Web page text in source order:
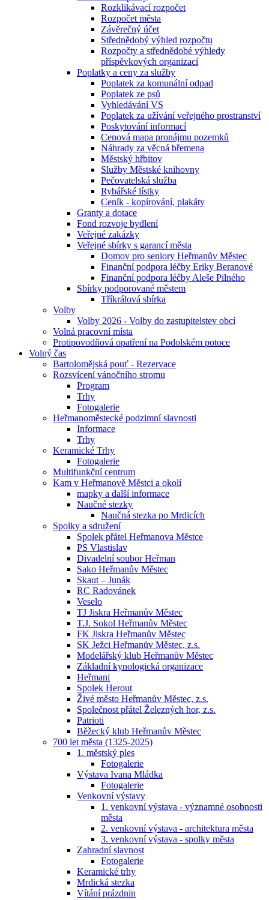
Rozklikávací rozpočet
Rozpočet města
Závěrečný účet
Střednědobý výhled rozpočtu
Rozpočty a střednědobé výhledy
příspěvkových organizací
Poplatky a ceny za služby
Poplatek za komunální odpad
Poplatek ze psů
Vyhledávání VS
Poplatek za užívání veřejného prostranství
Poskytování informací
Cenová mapa pronájmu pozemků
Náhrady za věcná břemena
Městský hřbitov
Služby Městské knihovny
Pečovatelská služba
Rybářské lístky
Ceník - kopírování, plakáty
Granty a dotace
Fond rozvoje bydlení
Veřejné zakázky
Veřejné sbírky s garancí města
Domov pro seniory Heřmanův Městec
Finanční podpora léčby Eriky Beranové
Finanční podpora léčby Aleše Pilného
Sbírky podporované městem
Tříkrálová sbírka
Volby
Volby 2026 - Volby do zastupitelstev obcí
Volná pracovní místa
Protipovodňová opatření na Podolském potoce
Volný čas
Bartolomějská pouť - Rezervace
Rozsvícení vánočního stromu
Program
Trhy
Fotogalerie
Heřmanoměstecké podzimní slavnosti
Informace
Trhy
Keramické Trhy
Fotogalerie
Multifunkční centrum
Kam v Heřmanově Městci a okolí
mapky a další informace
Naučné stezky
Naučná stezka po Mrdicích
Spolky a sdružení
Spolek přátel Heřmanova Městce
PS Vlastislav
Divadelní soubor Heřman
Sako Heřmanův Městec
Skaut – Junák
RC Radovánek
Veselo
TJ Jiskra Heřmanův Městec
T.J. Sokol Heřmanův Městec
FK Jiskra Heřmanův Městec
SK Ježci Heřmanův Městec, z.s.
Modelářský klub Heřmanův Městec
Základní kynologická organizace
Heřmani
Spolek Herout
Živé město Heřmanův Městec, z.s.
Společnost přátel Železných hor, z.s.
Patrioti
Běžecký klub Heřmanův Městec
700 let města (1325-2025)
1. městský ples
Fotogalerie
Výstava Ivana Mládka
Fotogalerie
Venkovní výstavy
1. venkovní výstava - významné osobnosti
města
2. venkovní výstava - architektura města
3. venkovní výstava - spolky města
Zahradní slavnost
Fotogalerie
Keramické trhy
Mrdická stezka
Vítání prázdnin